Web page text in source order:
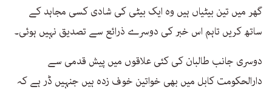
گھر میں تین بیٹیاں ہیں وہ ایک بیٹی کی شادی کسی مجاہد کے
ساتھ کریں تاہم اس خبر کی دوسرے ذرائع سے تصدیق نہیں ہوئی۔
دوسری جانب طالبان کی کئی علاقوں میں پیش قدمی سے
دارالحکومت کابل میں بھی خواتین خوف زدہ ہیں جنہیں ڈر ہے کہ